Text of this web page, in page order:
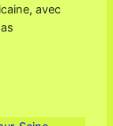
avec